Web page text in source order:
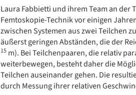
Laura Fabbietti und ihrem Team an der
Femtoskopie-Technik vor einigen
zwischen Systemen aus zwei Teilchen
äußerst geringen Abständen, die der
15 m). Bei Teilchenpaaren, die relativ
weiterbewegen, besteht daher die
Teilchen auseinander gehen. Die
durch Messung ihrer relativen